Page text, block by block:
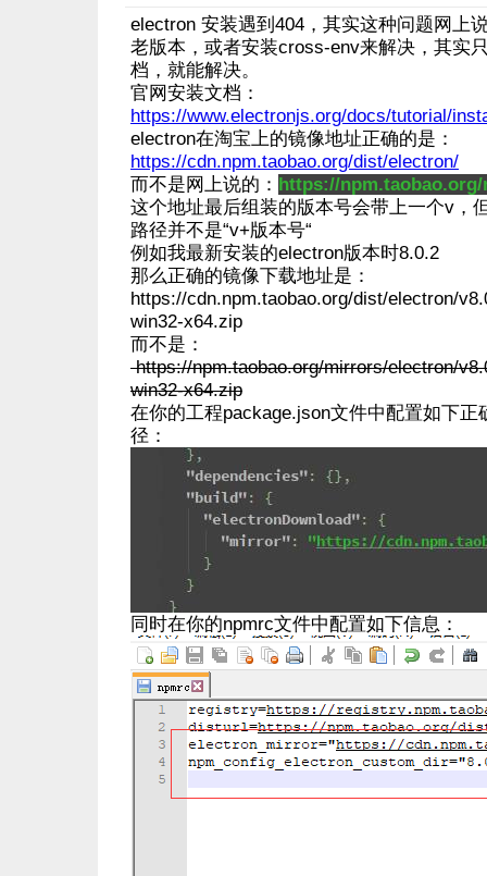
electron 安装遇到404，其实这种问题网上
老版本，或者安装cross-env来解决，其实
档，就能解决。
官网安装文档：
https://www.electronjs.org/docs/tutorial/
electron在淘宝上的镜像地址正确的是：
https://cdn.npm.taobao.org/dist/electron/
而不是网上说的： https://
这个地址最后组装的版本号会带上一个v，
路径并不是“v+版本号“
例如我最新安装的electron版本时8.0.2
那么正确的镜像下载地址是：
https://cdn.npm.taobao.org/dist/electron/
win32-x64.zip
而不是：
https://npm.taobao.org/mirrors/electron/
win32-x64.zip
在你的工程package.json文件中配置如下正
径：
同时在你的npmrc文件中配置如下信息：